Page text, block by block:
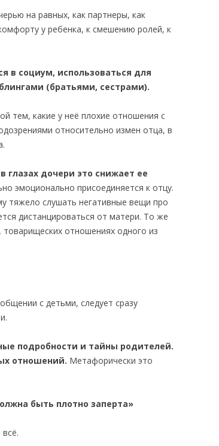
на равных, как партнеры, как
у ребенка, к смешению ролей, к
в социум, использоваться для
(братьями, сестрами).
тем, какие у неё плохие отношения с
относительно измен отца, в
глазах дочери это снижает ее
эмоционально присоединяется к отцу.
тяжело слушать негативные вещи про
дистанцироваться от матери. То же
отношениях одного из
с детьми, следует сразу
подробности и тайны родителей.
отношений. Метафорически это
быть плотно заперта»